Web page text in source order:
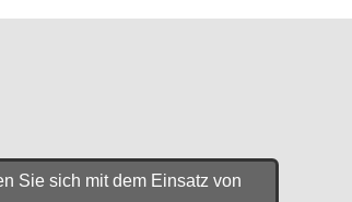
Sie sich mit dem Einsatz von